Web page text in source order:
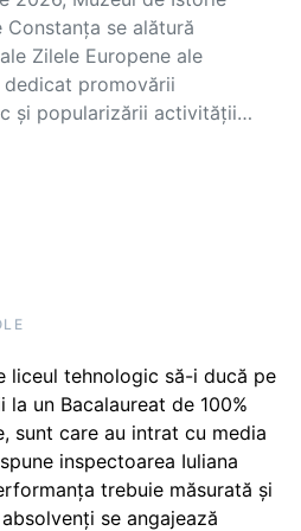
se alătură
Zilele Europene ale
promovării
şi popularizării activităţii…
liceul tehnologic să-i ducă pe
la un Bacalaureat de 100%
sunt care au intrat cu media
inspectoarea Iuliana
trebuie măsurată și
se angajează